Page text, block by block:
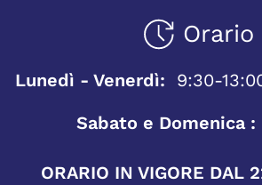
Orario
Lunedì - Venerdì:
9:30-
Sabato e Domenica :
ORARIO IN VIGORE DAL